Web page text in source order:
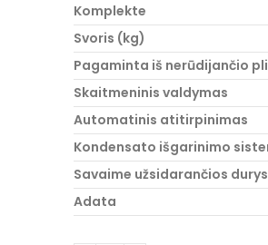
Komplekte
Svoris (kg)
Pagaminta iš nerūdijančio
Skaitmeninis valdymas
Automatinis atitirpinimas
Kondensato išgarinimo
Savaime užsidarančios durys
Adata